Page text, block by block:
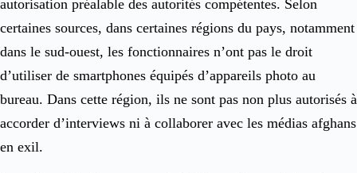
autorisation préalable des autorités compétentes. Selon
certaines sources, dans certaines régions du pays, notamment
dans le sud-ouest, les fonctionnaires n’ont pas le droit
d’utiliser de smartphones équipés d’appareils photo au
bureau. Dans cette région, ils ne sont pas non plus autorisés à
accorder d’interviews ni à collaborer avec les médias afghans
en exil.